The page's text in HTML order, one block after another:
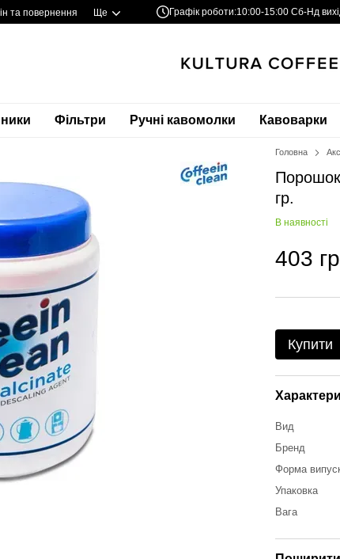
та повернення Ще Графік роботи:10:00-15:00 Сб-Нд
Фільтри Ручні кавомолки Кавоварки
Головна
гр.
В наявності
403
Купити
Вид
Бренд
Форма
Упаковка
Вага